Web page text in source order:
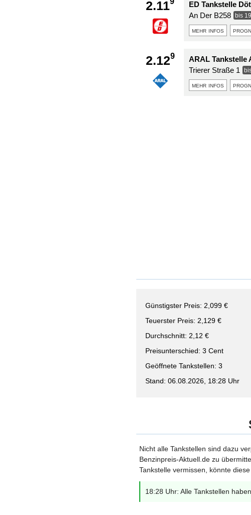
2.11
ED Tankstelle
An Der B258
bis
mehr infos
2.129
ARAL Tankstelle
Trierer Straße 1
mehr infos
Günstigster Preis: 2,099 €
Teuerster Preis: 2,129 €
Durchschnitt: 2,12 €
Preisunterschied: 3 Cent
Geöffnete Tankstellen: 3
Stand: 06.08.2026, 18:28 Uhr
Nicht alle Tankstellen sind dazu
Benzinpreis-Aktuell.de zu
Tankstelle vermissen, könnte
18:28 Uhr: Alle Tankstellen